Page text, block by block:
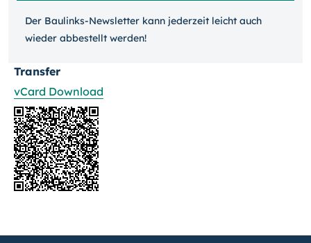
Der Baulinks-Newsletter kann jeder­zeit leicht auch
wieder ab­bestellt werden!
Transfer
vCard Download